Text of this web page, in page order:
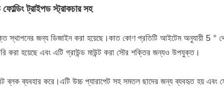
ফোল্ডিং ট্রাইপড স্ট্রাকচার সহ
স্থাপনের জন্য ডিজাইন করা হয়েছে।কাত কোণ প্রতিটি আইটেম অনুযায়ী 5 °
করা হয়েছে এবং এটি গ্রাউন্ড মাউন্ট করা সৌর শক্তির জন্যও উপযুক্ত।
ব্লক ব্যবহার করে।এটি উচ্চ প্যারাপেট সহ সমতল ছাদের জন্য ব্যবহৃত হয়